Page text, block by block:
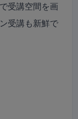
受講空間を画
受講も新鮮で